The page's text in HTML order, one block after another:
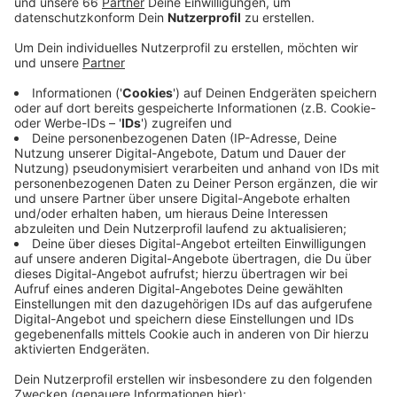
Was soll man von so einem Namen erwarten? Sie
nehmen sich selbst auf jeden Fall nicht zu ernst und
auch nichts und niemanden sonst. Lasse Paulus und
Jörkk Mechenbier stehen hinter der Band und kennen
sich seit 2006/2007. Und seitdem sind die beiden
musikalisch gemeinsam unterwegs.
14.August um 19:30 Uhr (Einlass 18:30)
VierLinden Biergarten
Siegburger Straße 25
Tickets: VVK 12 Euro / AK 15 Euro
Weitere Infos findet Ihr hier.